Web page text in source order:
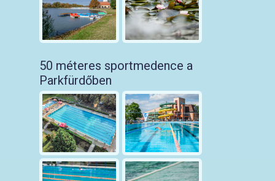
50 méteres sportmedence a
Parkfürdőben